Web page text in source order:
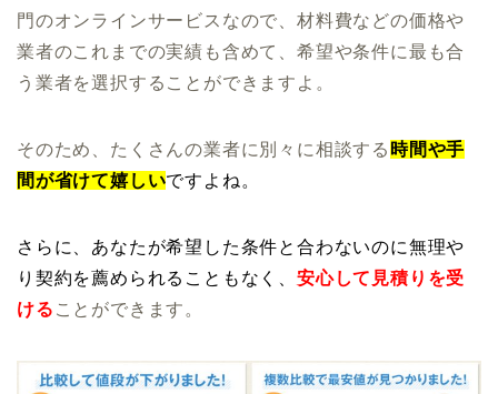
門のオンラインサービスなので、材料費などの価格や
業者のこれまでの実績も含めて、希望や条件に最も合
う業者を選択することができますよ。
そのため、たくさんの業者に別々に相談する 時間や手
間が省けて嬉しいですよね。
さらに、あなたが希望した条件と合わないのに無理や
り契約を薦められることもなく、安心して見積りを受
ける ことができます。